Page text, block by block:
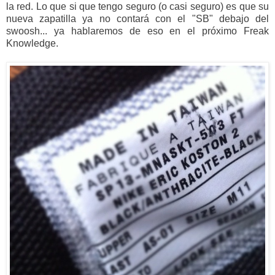
la red. Lo que si que tengo seguro (o casi seguro) es que su
nueva zapatilla ya no contará con el "SB" debajo del
swoosh... ya hablaremos de eso en el próximo Freak
Knowledge.